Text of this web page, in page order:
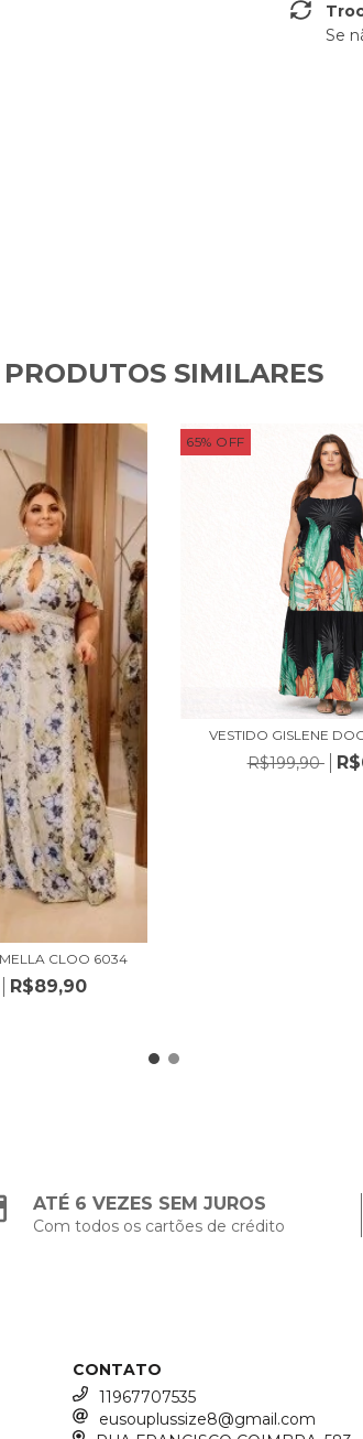
Se
PRODUTOS SIMILARES
CLOO 6034
R$89,90
65% OFF
VESTIDO GISLENE
R$199,90
ATÉ 6 VEZES SEM JUROS
Com todos os cartões de crédito
CONTATO
11967707535
eusouplussize8@gmail.com